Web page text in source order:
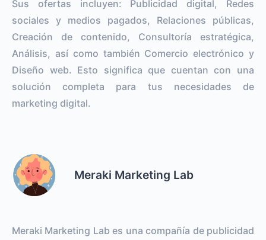
Sus ofertas incluyen: Publicidad digital, Redes
sociales y medios pagados, Relaciones públicas,
Creación de contenido, Consultoría estratégica,
Análisis, así como también Comercio electrónico y
Diseño web. Esto significa que cuentan con una
solución completa para tus necesidades de
marketing digital.
Meraki Marketing Lab
Meraki Marketing Lab es una compañía de publicidad